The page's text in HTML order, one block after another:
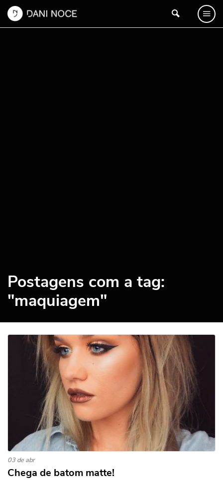
Postagens com a tag:
"maquiagem"
03 de abr
Chega de batom matte!